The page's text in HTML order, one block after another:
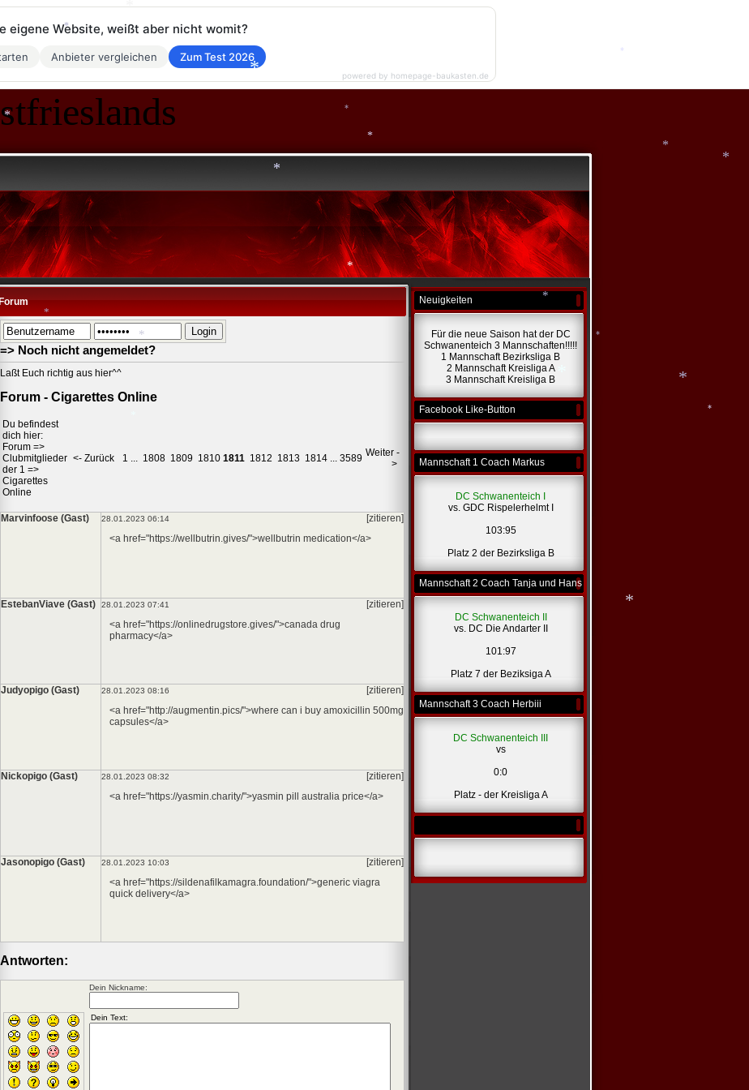
Forum
=> Noch nicht angemeldet?
Laßt Euch richtig aus hier^^
Forum - Cigarettes Online
Du befindest
dich hier:
Forum =>
Clubmitglieder
der 1 =>
Cigarettes
Online
<- Zurück 1 ... 1808 1809 1810 1811 1812 1813 1814 ... 3589 Weiter -
>
Marvinfoose (Gast) 28.01.2023 06:14
[zitieren]
<a href="https://wellbutrin.gives/">wellbutrin medication</a>
EstebanViave (Gast) 28.01.2023 07:41
[zitieren]
<a href="https://onlinedrugstore.gives/">canada drug
pharmacy</a>
Judyopigo (Gast) 28.01.2023 08:16
[zitieren]
<a href="http://augmentin.pics/">where can i buy amoxicillin 500mg
capsules</a>
Nickopigo (Gast) 28.01.2023 08:32
[zitieren]
<a href="https://yasmin.charity/">yasmin pill australia price</a>
Jasonopigo (Gast) 28.01.2023 10:03
[zitieren]
<a href="https://sildenafilkamagra.foundation/">generic viagra
quick delivery</a>
Antworten:
Dein Nickname:
Neuigkeiten
Für die neue Saison hat der DC
Schwanenteich 3 Mannschaften!!!!!
1 Mannschaft Bezirksliga B
2 Mannschaft Kreisliga A
3 Mannschaft Kreisliga B
Facebook Like-Button
Mannschaft 1 Coach Markus
DC Schwanenteich I
vs. GDC Rispelerhelmt I
103:95
Platz 2 der Bezirksliga B
Mannschaft 2 Coach Tanja und Hans
DC Schwanenteich II
vs. DC Die Andarter II
101:97
Platz 7 der Beziksiga A
Mannschaft 3 Coach Herbiii
DC Schwanenteich III
vs
0:0
Platz - der Kreisliga A
eigene Website, weißt aber nicht womit?
Anbieter vergleichen Zum Test 2026
powered by homepage-baukasten.de
*
*
*
*
*